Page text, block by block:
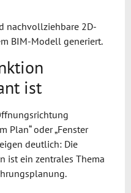
nachvollziehbare 2D-
BIM-Modell generiert.
ist
Plan“ oder „Fenster
deutlich: Die
ist ein zentrales Thema